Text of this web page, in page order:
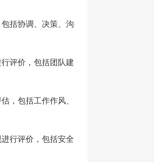
括协调、决策、沟
评价，包括团队建
，包括工作作风、
行评价，包括安全